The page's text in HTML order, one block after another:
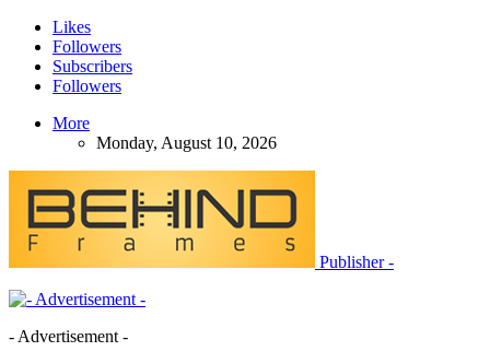
Likes
Followers
Subscribers
Followers
More
Monday, August 10, 2026
Publisher -
- Advertisement -